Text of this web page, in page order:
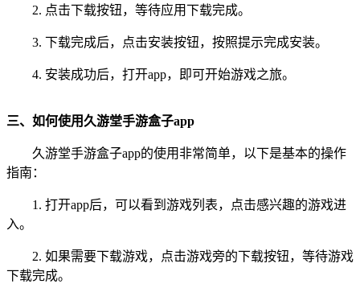
2. 点击下载按钮，等待应用下载完成。
3. 下载完成后，点击安装按钮，按照提示完成安装。
4. 安装成功后，打开app，即可开始游戏之旅。
三、如何使用久游堂手游盒子app
久游堂手游盒子app的使用非常简单，以下是基本的操作
指南：
1. 打开app后，可以看到游戏列表，点击感兴趣的游戏进
入。
2. 如果需要下载游戏，点击游戏旁的下载按钮，等待游戏
下载完成。